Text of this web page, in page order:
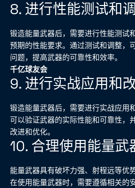
8. 进行性能测试和
锻造能量武器后，需要进行性能测试
预期的性能要求。通过测试和调整，
问题，提高武器的可靠性和效率。
千亿球友会
9. 进行实战应用和
锻造能量武器后，需要进行实战应用
可以验证武器的实际性能和可靠性，
改进和优化。
10. 合理使用能量武
能量武器具有破坏力强、射程远等优
在使用能量武器时，需要遵循相关的